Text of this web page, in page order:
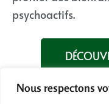
Nous respectons
psychoactifs.
Prochaine